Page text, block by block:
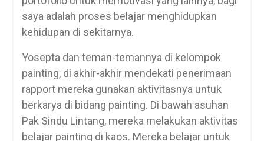
saya adalah proses belajar menghidupkan
kehidupan di sekitarnya.
Yosepta dan teman-temannya di kelompok
painting, di akhir-akhir mendekati penerimaan
rapport mereka gunakan aktivitasnya untuk
berkarya di bidang painting. Di bawah asuhan
Pak Sindu Lintang, mereka melakukan aktivitas
belajar painting di kaos. Mereka belajar untuk